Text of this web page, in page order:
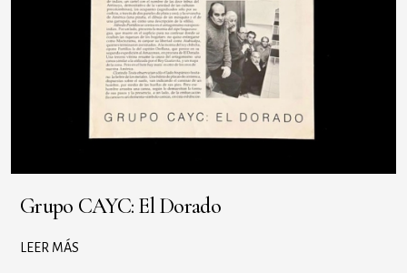
Grupo CAYC: El Dorado
LEER MÁS